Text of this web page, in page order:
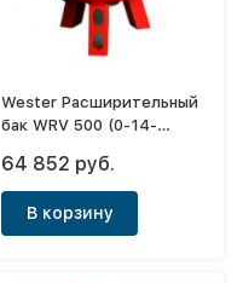
Wester Расширительный
бак WRV 500 (0-14-
64 852 руб.
В корзину